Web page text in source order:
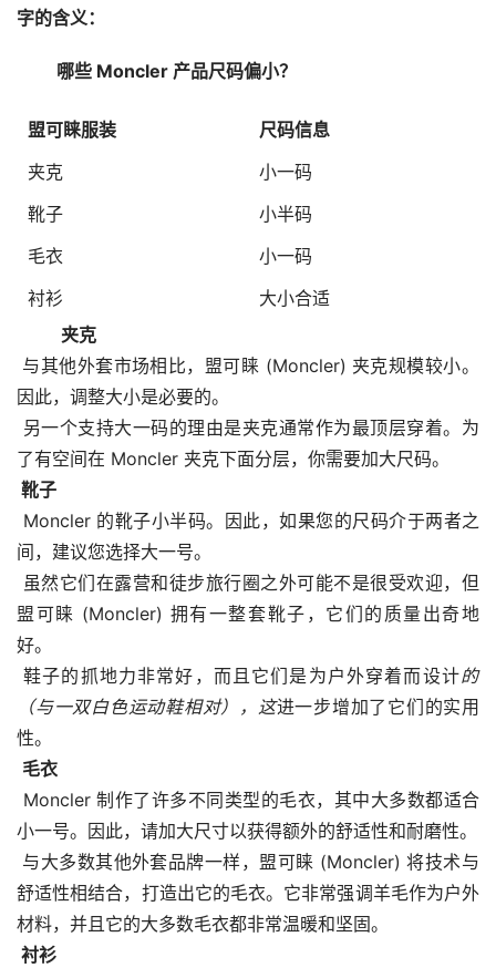
字的含义：
哪些 Moncler 产品尺码偏小？
盟可睐服装
尺码信息
夹克
小一码
靴子
小半码
毛衣
小一码
衬衫
大小合适
  夹克
因此，调整大小是必要的。
了有空间在 Moncler 夹克下面分层，你需要加大尺码。
靴子
间，建议您选择大一号。
盟可睐 (Moncler) 拥有一整套靴子，它们的质量出奇地
好。
鞋子的抓地力非常好，而且它们是为户外穿着而设计的
（与一双白色运动鞋相对），这进一步增加了它们的实用
性。
毛衣
小一号。因此，请加大尺寸以获得额外的舒适性和耐磨性。
舒适性相结合，打造出它的毛衣。它非常强调羊毛作为户外
材料，并且它的大多数毛衣都非常温暖和坚固。
衬衫